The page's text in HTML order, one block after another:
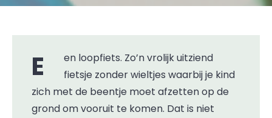
Een loopfiets. Zo’n vrolijk uitziend
fietsje zonder wieltjes waarbij je kind
zich met de beentje moet afzetten op de
grond om vooruit te komen. Dat is niet